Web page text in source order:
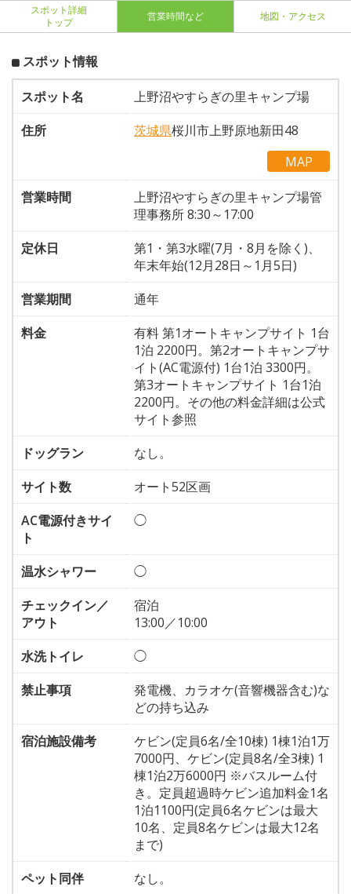
スポット詳細
トップ
営業時間など 地図・アクセス
スポット情報
スポット名
上野沼やすらぎの里キャンプ場
住所
茨城県桜川市上野原地新田48
MAP
営業時間
上野沼やすらぎの里キャンプ場管
理事務所 8:30～17:00
定休日
第1・第3水曜(7月・8月を除く)、
年末年始(12月28日～1月5日)
営業期間
通年
料金
有料 第1オートキャンプサイト 1台
1泊 2200円。第2オートキャンプサ
イト(AC電源付) 1台1泊 3300円。
第3オートキャンプサイト 1台1泊
2200円。その他の料金詳細は公式
サイト参照
ドッグラン
なし。
サイト数
オート52区画
AC電源付きサイ
ト
◯
温水シャワー
◯
チェックイン／
アウト
宿泊
13:00／10:00
水洗トイレ
◯
禁止事項
発電機、カラオケ(音響機器含む)な
どの持ち込み
宿泊施設備考
ケビン(定員6名/全10棟) 1棟1泊1万
7000円、ケビン(定員8名/全3棟) 1
棟1泊2万6000円 ※バスルーム付
き。定員超過時ケビン追加料金1名
1泊1100円(定員6名ケビンは最大
10名、定員8名ケビンは最大12名
まで)
ペット同伴
なし。